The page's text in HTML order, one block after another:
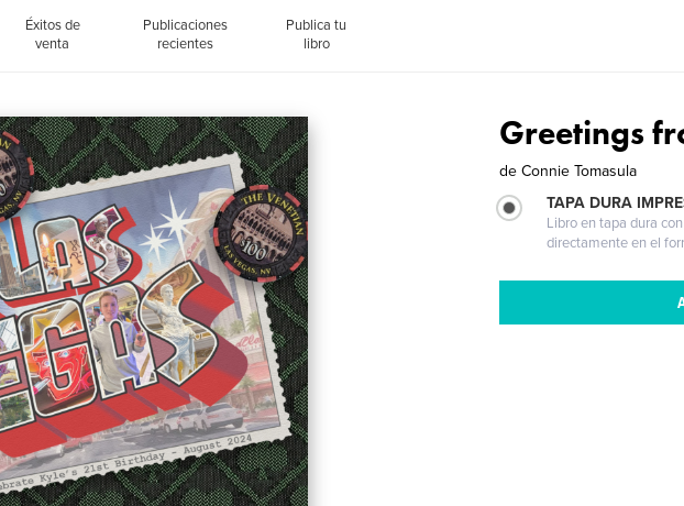
Éxitos de
venta
Publicaciones
recientes
Publica tu
libro
Greetings
de Connie Tomasula
TAPA DURA
Libro en tapa dura
directamente en el